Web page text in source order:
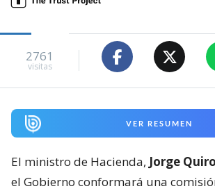
2761
visitas
VER RESUMEN
El ministro de Hacienda, Jorge
el Gobierno conformará una